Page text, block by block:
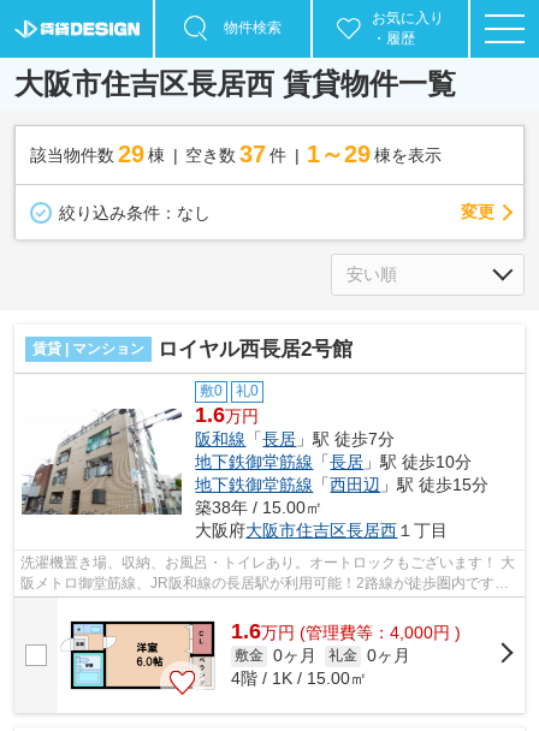
物件検索
お気に入り
・履歴
大阪市住吉区長居西 賃貸物件一覧
該当物件数 29棟 空き数 37 件 1～29 棟を表示
絞り込み条件： なし 変更
賃貸 | マンション ロイヤル西長居2号館
敷0 礼0
1.6万円
阪和線 「長居 」駅 徒歩7分
地下鉄御堂筋線 「長居 」駅 徒歩10分
地下鉄御堂筋線 「西田辺 」駅 徒歩15分
築38年 / 15.00㎡
大阪府大阪市住吉区長居西 １丁目
洗濯機置き場、収納、お風呂・トイレあり。オートロックもございます！ 大
阪メトロ御堂筋線、JR阪和線の長居駅が利用可能！2路線が徒歩圏内です！
■□■□■□■□■□■□■□■□■□■□■□■□■□■□■□■□...
1.6万円 (管理費等：4,000円 )
敷金 0ヶ月 礼金 0ヶ月
4階 / 1K / 15.00㎡